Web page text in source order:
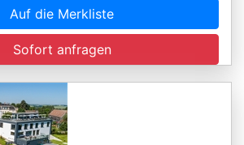
Auf die Merkliste
Sofort anfragen